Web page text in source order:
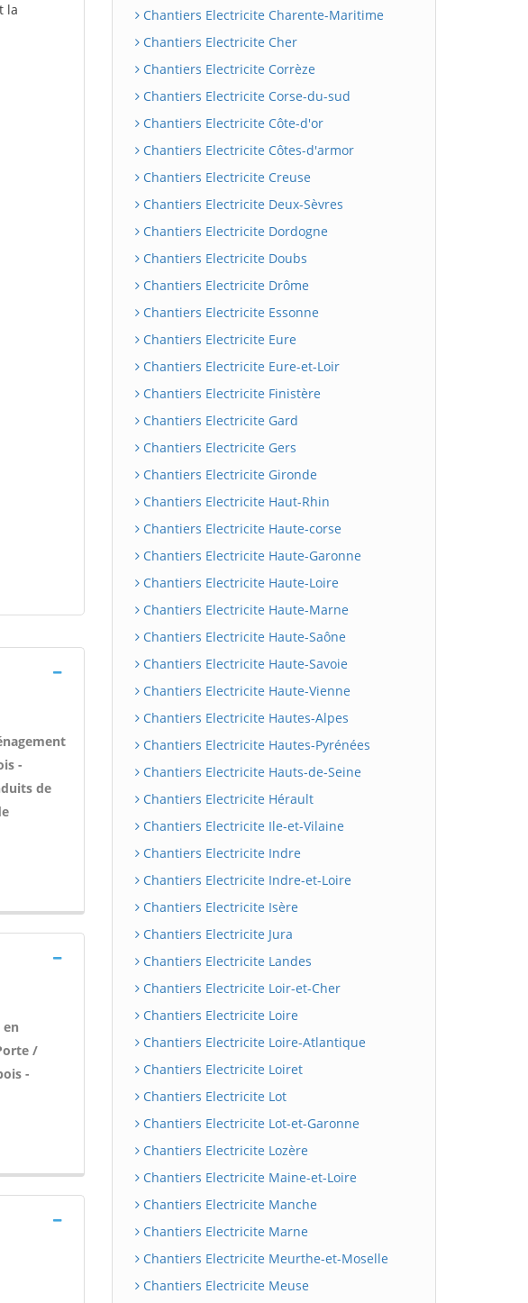
la
-
de
/
-
Chantiers Electricite Charente-Maritime
Chantiers Electricite Cher
Chantiers Electricite Corrèze
Chantiers Electricite Corse-du-sud
Chantiers Electricite Côte-d'or
Chantiers Electricite Côtes-d'armor
Chantiers Electricite Creuse
Chantiers Electricite Deux-Sèvres
Chantiers Electricite Dordogne
Chantiers Electricite Doubs
Chantiers Electricite Drôme
Chantiers Electricite Essonne
Chantiers Electricite Eure
Chantiers Electricite Eure-et-Loir
Chantiers Electricite Finistère
Chantiers Electricite Gard
Chantiers Electricite Gers
Chantiers Electricite Gironde
Chantiers Electricite Haut-Rhin
Chantiers Electricite Haute-corse
Chantiers Electricite Haute-Garonne
Chantiers Electricite Haute-Loire
Chantiers Electricite Haute-Marne
Chantiers Electricite Haute-Saône
Chantiers Electricite Haute-Savoie
Chantiers Electricite Haute-Vienne
Chantiers Electricite Hautes-Alpes
Chantiers Electricite Hautes-Pyrénées
Chantiers Electricite Hauts-de-Seine
Chantiers Electricite Hérault
Chantiers Electricite Ile-et-Vilaine
Chantiers Electricite Indre
Chantiers Electricite Indre-et-Loire
Chantiers Electricite Isère
Chantiers Electricite Jura
Chantiers Electricite Landes
Chantiers Electricite Loir-et-Cher
Chantiers Electricite Loire
Chantiers Electricite Loire-Atlantique
Chantiers Electricite Loiret
Chantiers Electricite Lot
Chantiers Electricite Lot-et-Garonne
Chantiers Electricite Lozère
Chantiers Electricite Maine-et-Loire
Chantiers Electricite Manche
Chantiers Electricite Marne
Chantiers Electricite Meurthe-et-Moselle
Chantiers Electricite Meuse